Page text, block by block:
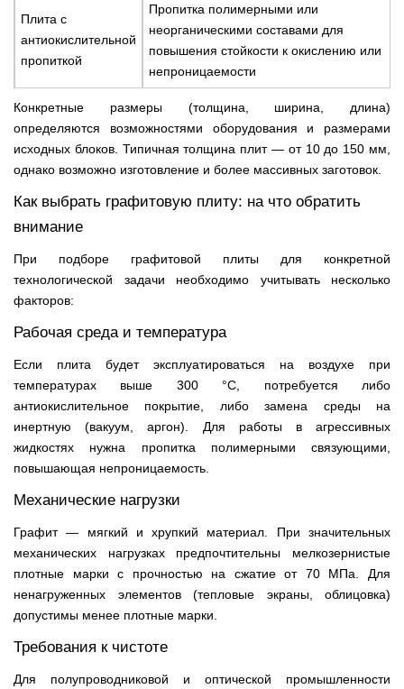
Плита с
антиокислительной
пропиткой
Пропитка полимерными или
неорганическими составами для
повышения стойкости к окислению или
непроницаемости
Конкретные размеры (толщина, ширина, длина)
определяются возможностями оборудования и размерами
исходных блоков. Типичная толщина плит — от 10 до 150 мм,
однако возможно изготовление и более массивных заготовок.
Как выбрать графитовую плиту: на что обратить
внимание
При подборе графитовой плиты для конкретной
технологической задачи необходимо учитывать несколько
факторов:
Рабочая среда и температура
Если плита будет эксплуатироваться на воздухе при
температурах выше 300 °C, потребуется либо
антиокислительное покрытие, либо замена среды на
инертную (вакуум, аргон). Для работы в агрессивных
жидкостях нужна пропитка полимерными связующими,
повышающая непроницаемость.
Механические нагрузки
Графит — мягкий и хрупкий материал. При значительных
механических нагрузках предпочтительны мелкозернистые
плотные марки с прочностью на сжатие от 70 МПа. Для
ненагруженных элементов (тепловые экраны, облицовка)
допустимы менее плотные марки.
Требования к чистоте
Для полупроводниковой и оптической промышленности